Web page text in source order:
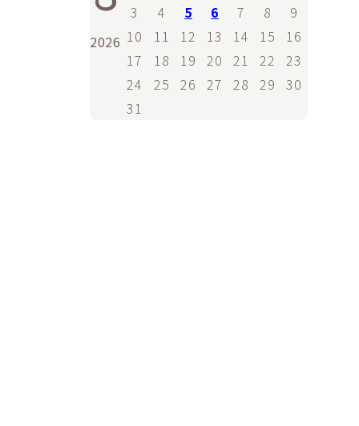
2026
3
4 5 6 7 8
9
10
11 12 13 14 15
16
17
18 19 20 21 22
23
24
25 26 27 28 29
30
31